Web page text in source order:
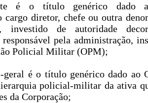
é o título genérico dado
cargo diretor, chefe ou outra
investido de autoridade
pela administração,
Policial Militar (OPM);
geral é o título genérico dado ao
policial-militar da ativa
da Corporação;